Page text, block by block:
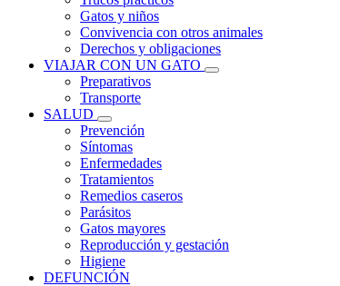
Gatos y niños
Convivencia con otros animales
Derechos y obligaciones
VIAJAR CON UN GATO
Preparativos
Transporte
SALUD
Prevención
Síntomas
Enfermedades
Tratamientos
Remedios caseros
Parásitos
Gatos mayores
Reproducción y gestación
Higiene
DEFUNCIÓN